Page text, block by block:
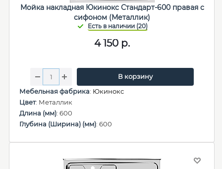
Мойка накладная Юкинокс Стандарт-600 правая с
сифоном (Металлик)
4 150 р.
В корзину
Мебельная фабрика: Юкинокс
Цвет: Металлик
Длина (мм): 600
Глубина (Ширина) (мм): 600